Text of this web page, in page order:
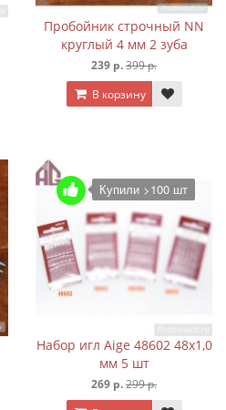
Пробойник строчный NN
круглый 4 мм 2 зуба
239 р.399 р.
В корзину
Купили >100 шт
Набор игл Aige 48602 48х1,0
мм 5 шт
269 р.299 р.